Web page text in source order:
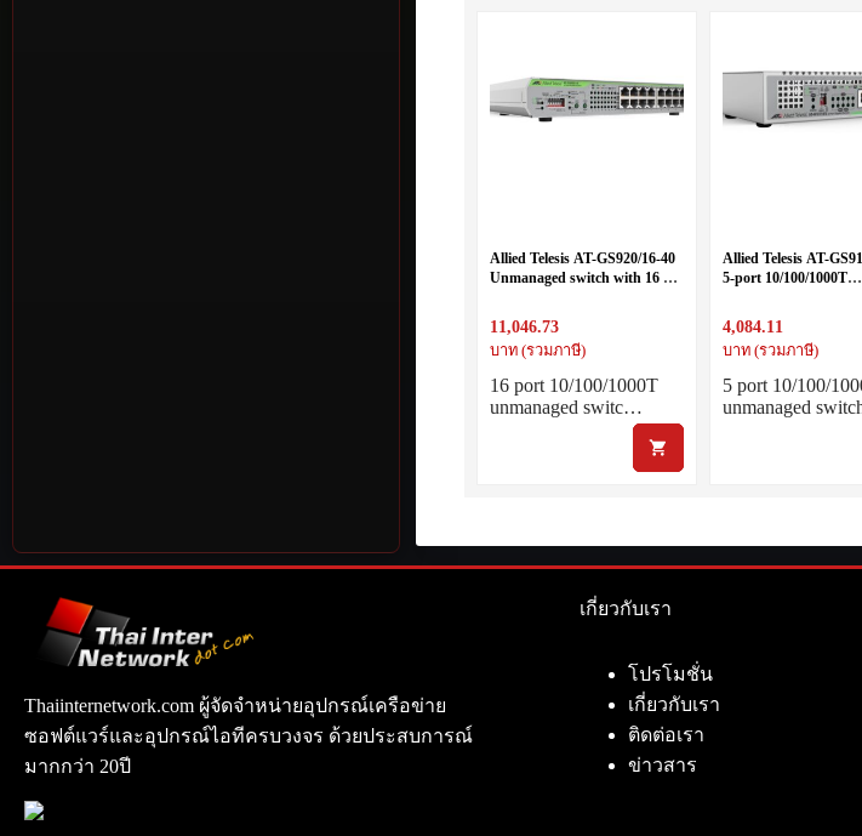
Allied Telesis AT-GS920/16-40
Unmanaged switch with 16 x
PSU and DIP switches
11,046.73
บาท (รวมภาษี)
16 port 10/100/1000T
unmanaged switc…
Allied Telesis AT-
5-port 10/100/1000T
internal PSU
4,084.11
บาท (รวมภาษี)
5 port 10/100/
unmanaged
Thaiinternetwork.com ผู้จัดจำหน่ายอุปกรณ์เครือข่าย
ซอฟต์แวร์และอุปกรณ์ไอทีครบวงจร ด้วยประสบการณ์
มากกว่า 20ปี
เกี่ยวกับเรา
โปรโมชั่น
เกี่ยวกับเรา
ติดต่อเรา
ข่าวสาร